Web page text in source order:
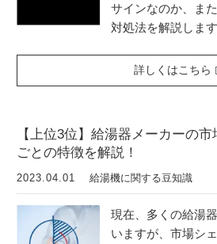
サインなのか、ま
対処法を解説しま
詳しくはこちら
【上位3位】給湯器メーカーの
ごとの特徴を解説！
2023.04.01 給湯機に関する豆知識
現在、多くの給湯
いますが、市場シ